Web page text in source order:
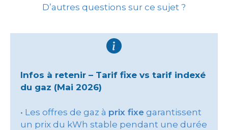
D’autres questions sur ce sujet ?
Infos à retenir – Tarif fixe vs tarif indexé
du gaz (Mai 2026)
• Les offres de gaz à prix fixe garantissent
un prix du kWh stable pendant une durée